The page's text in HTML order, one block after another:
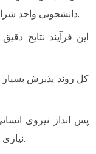
دانشجویی واجد شرایط در پایگاه داده موسسه وارد می شود.
این فرآیند نتایج
کل روند پذیرش
پس انداز نیروی
نیازی به اختصاص نیروی انسانی اضافی ندارند.